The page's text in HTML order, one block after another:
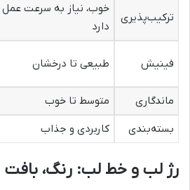
ترکیب‌پذیری
خوب، نیاز به سرعت عمل
دارد
فینیش طبیعی تا درخشان
ماندگاری
متوسط تا خوب
بسته‌بندی
کاربردی و جذاب
رژ لب و خط لب: رنگ، بافت